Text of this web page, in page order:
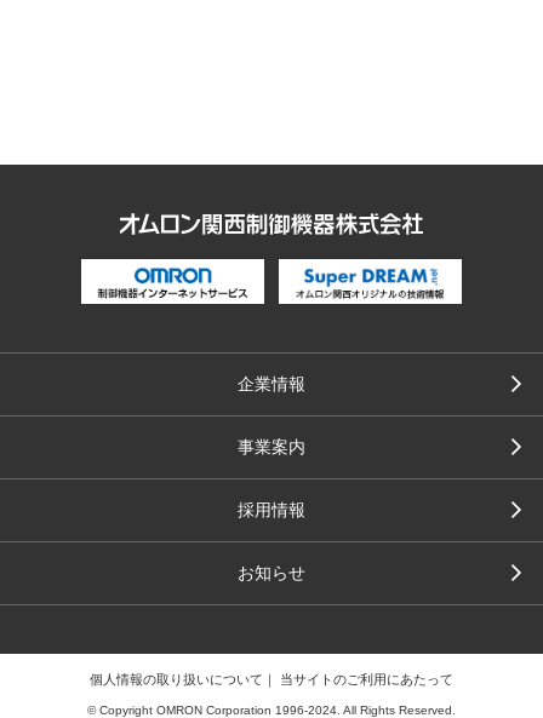
企業情報
事業案内
採用情報
お知らせ
個人情報の取り扱いについて 当サイトのご利用にあたって
© Copyright OMRON Corporation 1996-2024. All Rights Reserved.